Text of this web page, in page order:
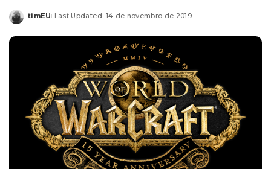
Posted
timEU Last Updated: 14 de novembro de 2019